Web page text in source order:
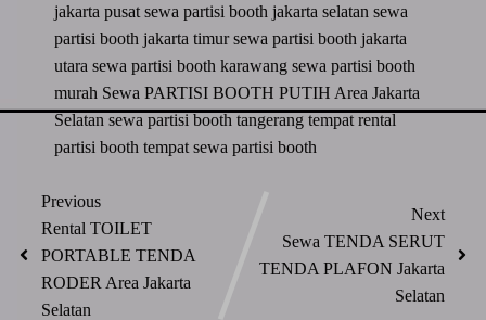
jakarta pusatsewa partisi booth jakarta selatansewa
partisi booth jakarta timursewa partisi booth jakarta
utarasewa partisi booth karawangsewa partisi booth
murah Sewa PARTISI BOOTH PUTIH Area Jakarta
Selatansewa partisi booth tangerangtempat rental
partisi boothtempat sewa partisi booth
Previous
Rental TOILET
PORTABLE TENDA
RODER Area Jakarta
Selatan
Next
Sewa TENDA SERUT
TENDA PLAFON Jakarta
Selatan